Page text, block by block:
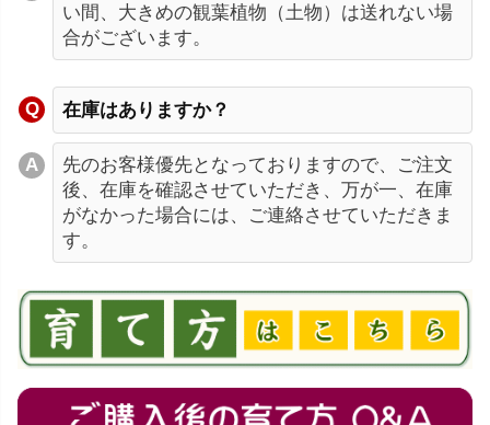
い間、大きめの観葉植物（土物）は送れない場
合がございます。
在庫はありますか？
先のお客様優先となっておりますので、ご注文
後、在庫を確認させていただき、万が一、在庫
がなかった場合には、ご連絡させていただきま
す。